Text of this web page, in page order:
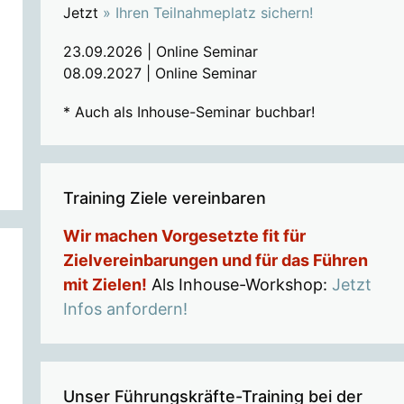
Jetzt » Ihren Teilnahmeplatz sichern!
23.09.2026 | Online Seminar
08.09.2027 | Online Seminar
* Auch als Inhouse-Seminar buchbar!
Training Ziele vereinbaren
Wir machen Vorgesetzte fit für
Zielvereinbarungen und für das Führen
mit Zielen! Als Inhouse-Workshop: Jetzt
Infos anfordern!
Unser Führungskräfte-Training bei der